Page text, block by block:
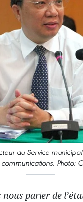
du Service
communications. Photo:
parler de